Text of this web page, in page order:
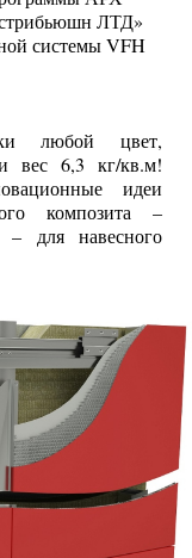
ЛТД»
системы VFH
любой цвет,
вес 6,3 кг/кв.м!
идеи
композита –
для навесного